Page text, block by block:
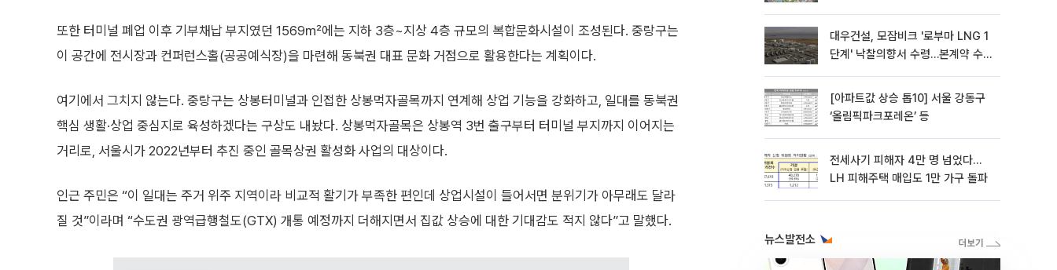
또한 터미널 폐업 이후 기부채납 부지였던 1569㎡에는 지하 3층~지상 4층 규모의 복합문화시설이 조성된다. 중랑구는
이 공간에 전시장과 컨퍼런스홀(공공예식장)을 마련해 동북권 대표 문화 거점으로 활용한다는 계획이다.
여기에서 그치지 않는다. 중랑구는 상봉터미널과 인접한 상봉먹자골목까지 연계해 상업 기능을 강화하고, 일대를 동북권
핵심 생활·상업 중심지로 육성하겠다는 구상도 내놨다. 상봉먹자골목은 상봉역 3번 출구부터 터미널 부지까지 이어지는
거리로, 서울시가 2022년부터 추진 중인 골목상권 활성화 사업의 대상이다.
인근 주민은 “이 일대는 주거 위주 지역이라 비교적 활기가 부족한 편인데 상업시설이 들어서면 분위기가 아무래도 달라
질 것”이라며 “수도권 광역급행철도(GTX) 개통 예정까지 더해지면서 집값 상승에 대한 기대감도 적지 않다”고 말했다.
대우건설, 모잠비크 '로부마 LNG 1
단계' 낙찰의향서 수령…본계약 수
[아파트값 상승 톱10] 서울 강동구
‘올림픽파크포레온’ 등
전세사기 피해자 4만 명 넘었다…
LH 피해주택 매입도 1만 가구 돌파
뉴스발전소